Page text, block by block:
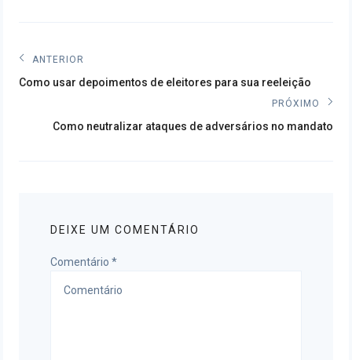
Navegação
de
ANTERIOR
Post
Como usar depoimentos de eleitores para sua reeleição
PRÓXIMO
Próximo
Como neutralizar ataques de adversários no mandato
DEIXE UM COMENTÁRIO
Comentário *